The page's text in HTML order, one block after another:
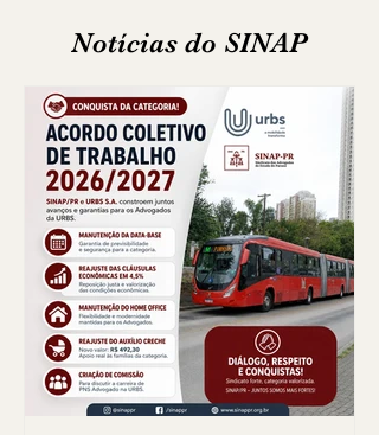
Notícias do SINAP